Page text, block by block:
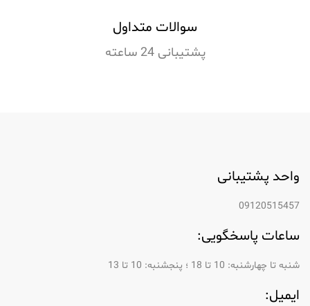
سوالات متداول
پشتیبانی 24 ساعته
واحد پشتیبانی
09120515457
ساعات پاسخگویی:
شنبه تا چهارشنبه: 10 تا 18 ؛ پنجشنبه: 10 تا 13
ایمیل: